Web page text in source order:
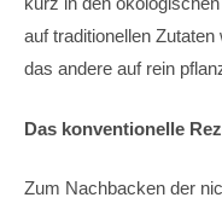
auf traditionellen
das andere auf rein
Das konventionelle
Zum Nachbacken der